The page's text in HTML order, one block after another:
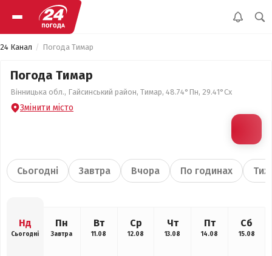
24 Канал Погода Тимар
Погода Тимар
Вінницька обл., Гайсинський район, Тимар, 48.74°Пн, 29.41°Сх
Змінити місто
Сьогодні Завтра Вчора По годинах
Нд
Сьогодні
Пн
Завтра
Вт
11.08
Ср
12.08
Чт
13.08
Пт
14.08
Сб
15.08